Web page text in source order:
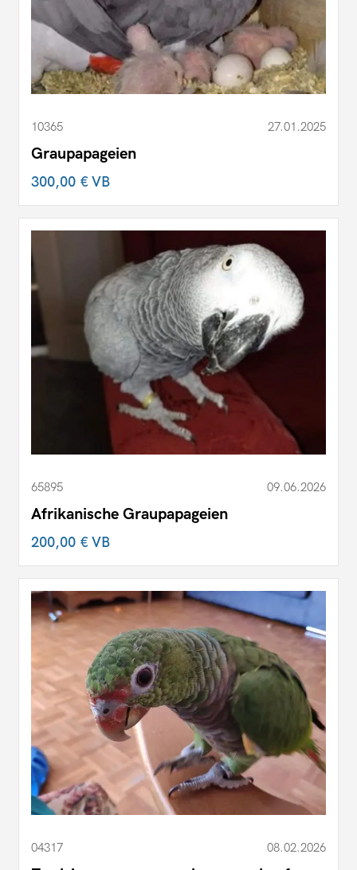
10365 27.01.2025
Graupapageien
300,00 €VB
65895 09.06.2026
Afrikanische Graupapageien
200,00 €VB
04317 08.02.2026